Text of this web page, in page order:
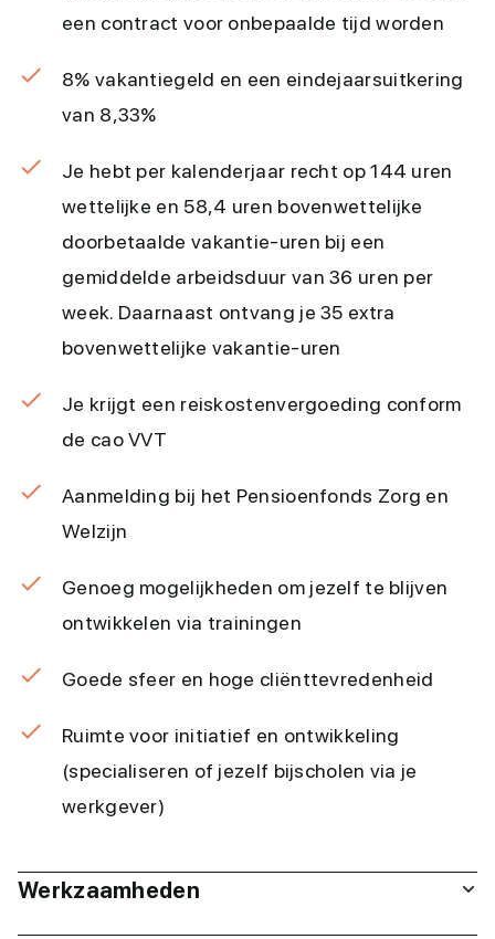
een contract voor onbepaalde tijd worden
8% vakantiegeld en een eindejaarsuitkering
van 8,33%
Je hebt per kalenderjaar recht op 144 uren
wettelijke en 58,4 uren bovenwettelijke
doorbetaalde vakantie-uren bij een
gemiddelde arbeidsduur van 36 uren per
week. Daarnaast ontvang je 35 extra
bovenwettelijke vakantie-uren
Je krijgt een reiskostenvergoeding conform
de cao VVT
Aanmelding bij het Pensioenfonds Zorg en
Welzijn
Genoeg mogelijkheden om jezelf te blijven
ontwikkelen via trainingen
Goede sfeer en hoge cliënttevredenheid
Ruimte voor initiatief en ontwikkeling
(specialiseren of jezelf bijscholen via je
werkgever)
Werkzaamheden